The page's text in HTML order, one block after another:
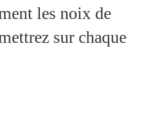
les noix de
sur chaque